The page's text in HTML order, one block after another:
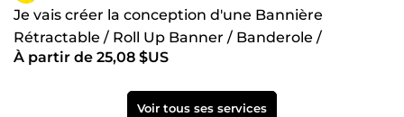
Je vais créer la conception d'une Bannière
Rétractable / Roll Up Banner / Banderole /
Kakemono
À partir de 25,08 $US
Voir tous ses services